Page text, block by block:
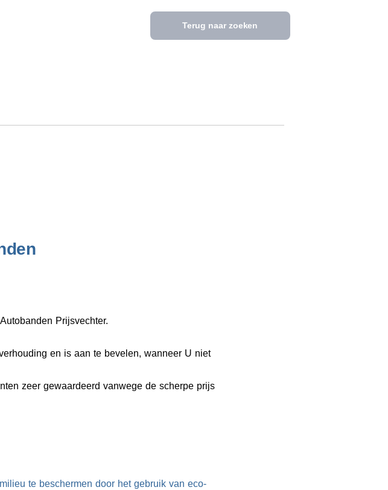
Terug naar zoeken
Prijsvechter.
en is aan te bevelen, wanneer U niet
zeer gewaardeerd vanwege de scherpe prijs
te beschermen door het gebruik van eco-